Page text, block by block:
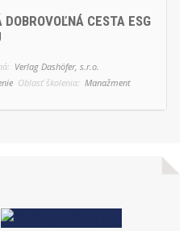
CESTA ESG
Verlag Dashöfer, s.r.o.
Oblasť školenia: Manažment